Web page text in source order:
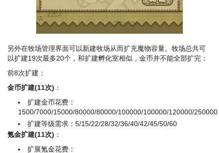
另外在牧场管理界面可以新建牧场从而扩充魔物容量。牧场总共可
以扩建19次最多20个，和扩建孵化室相似，金币并不能全部扩完：
前8次扩建：
金币扩建(11次) ：
扩建金币花费：
1500/7000/15000/80000/80000/100000/100000/120000/
扩建等级需求：5/15/22/28/32/36/40/42/45/50/60
氪金扩建(11次) ：
扩展氪金花费：